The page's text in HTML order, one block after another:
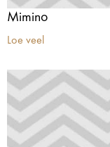
Mimino
Loe veel